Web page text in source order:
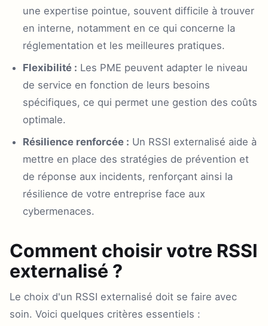
une expertise pointue, souvent difficile à trouver
en interne, notamment en ce qui concerne la
réglementation et les meilleures pratiques.
Flexibilité : Les PME peuvent adapter le niveau
de service en fonction de leurs besoins
spécifiques, ce qui permet une gestion des coûts
optimale.
Résilience renforcée : Un RSSI externalisé aide à
mettre en place des stratégies de prévention et
de réponse aux incidents, renforçant ainsi la
résilience de votre entreprise face aux
cybermenaces.
Comment choisir votre RSSI
externalisé ?
Le choix d'un RSSI externalisé doit se faire avec
soin. Voici quelques critères essentiels :